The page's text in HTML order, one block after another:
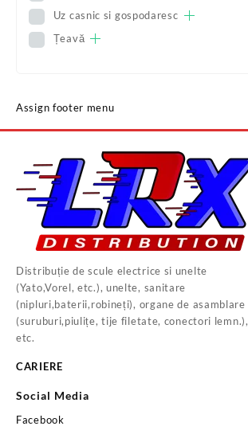
Uz casnic si gospodaresc
Țeavă
Assign footer menu
Distribuție de scule electrice si unelte
(Yato,Vorel, etc.), unelte, sanitare
(nipluri,baterii,robineți), organe de asamblare
(suruburi,piulițe, tije filetate, conectori lemn.),
etc.
CARIERE
Social Media
Facebook